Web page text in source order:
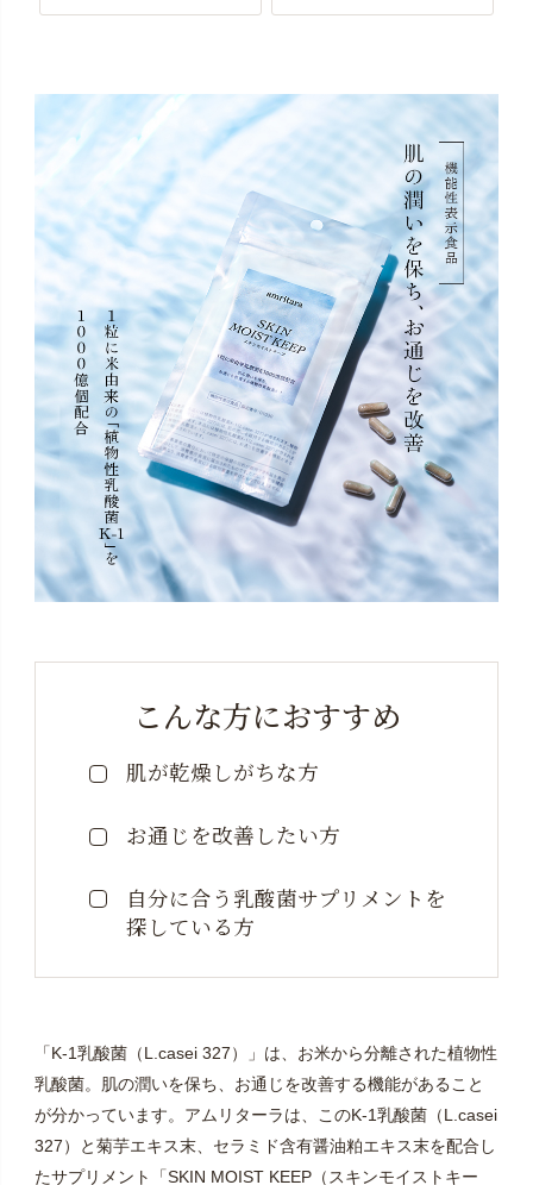
こんな方におすすめ
肌が乾燥しがちな方
お通じを改善したい方
自分に合う乳酸菌サプリメントを
探している方
「K-1乳酸菌（L.casei 327）」は、お米から分離された植物性
乳酸菌。肌の潤いを保ち、お通じを改善する機能があること
が分かっています。アムリターラは、このK-1乳酸菌（L.casei
327）と菊芋エキス末、セラミド含有醤油粕エキス末を配合し
たサプリメント「SKIN MOIST KEEP（スキンモイストキー